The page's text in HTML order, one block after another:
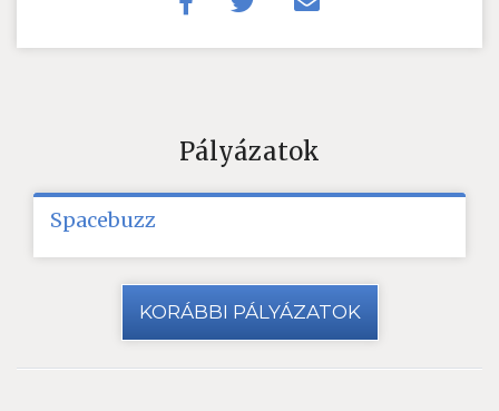
Pályázatok
Spacebuzz
KORÁBBI PÁLYÁZATOK